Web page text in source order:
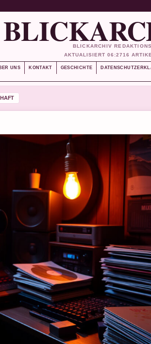
BLICKARCHIV
AKTUALISIERT 06:2716
UNS KONTAKT GESCHICHTE